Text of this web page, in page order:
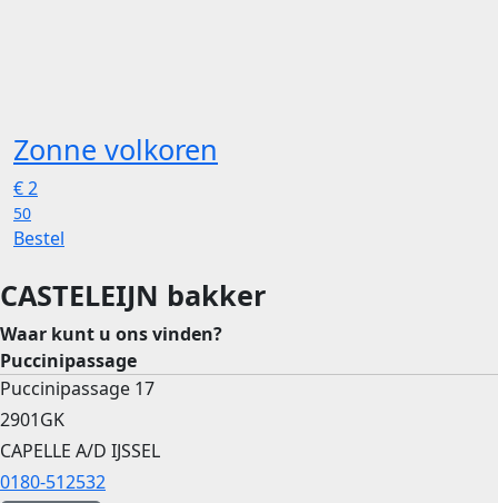
Zonne volkoren
€2
50
Bestel
CASTELEIJN bakker
Waar kunt u ons vinden?
Puccinipassage
Puccinipassage 17
2901GK
CAPELLE A/D IJSSEL
0180-512532